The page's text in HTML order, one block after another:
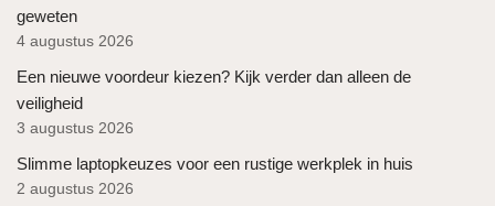
geweten
4 augustus 2026
Een nieuwe voordeur kiezen? Kijk verder dan alleen de
veiligheid
3 augustus 2026
Slimme laptopkeuzes voor een rustige werkplek in huis
2 augustus 2026